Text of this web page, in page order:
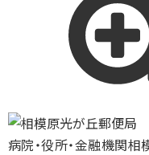
病院・役所・金融機関相